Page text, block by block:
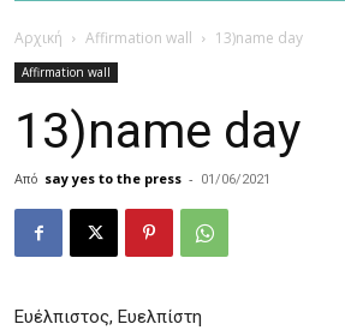
Αρχική Affirmation wall 13)name day
Affirmation wall
13)name day
Από say yes to the press - 01/06/2021
Ευέλπιστος, Ευελπίστη